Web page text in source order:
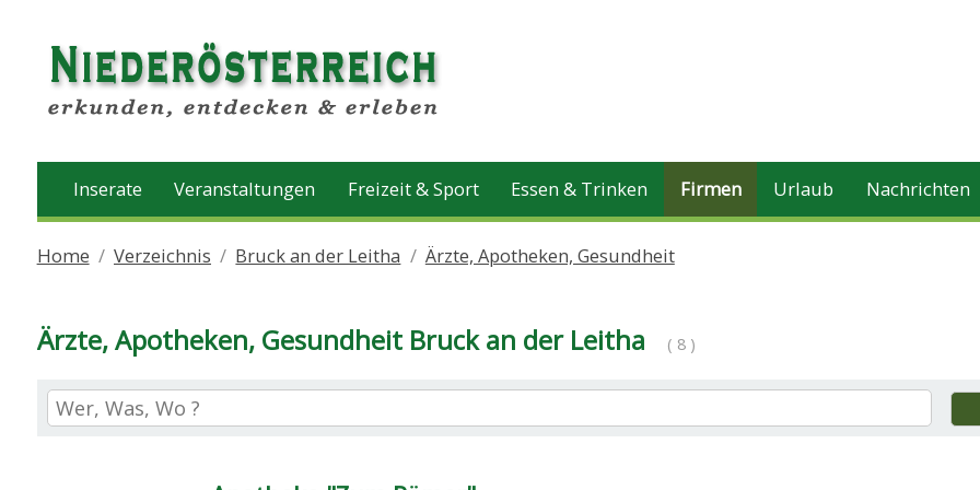
Inserate Veranstaltungen Freizeit & Sport Essen & Trinken Firmen Urlaub Nachrichten
Home Verzeichnis Bruck an der Leitha Ärzte, Apotheken, Gesundheit
Ärzte, Apotheken, Gesundheit Bruck an der Leitha ( 8 )